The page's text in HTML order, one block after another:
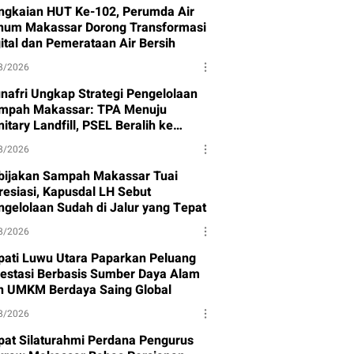
HUT Ke-102, Perumda Air
Makassar Dorong Transformasi
dan Pemerataan Air Bersih
2026
Ungkap Strategi Pengelolaan
Makassar: TPA Menuju
Landfill, PSEL Beralih ke
109
2026
Sampah Makassar Tuai
Kapusdal LH Sebut
Sudah di Jalur yang Tepat
2026
Luwu Utara Paparkan Peluang
Berbasis Sumber Daya Alam
UMKM Berdaya Saing Global
2026
Silaturahmi Perdana Pengurus